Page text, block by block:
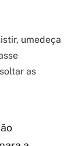
umedeça
as